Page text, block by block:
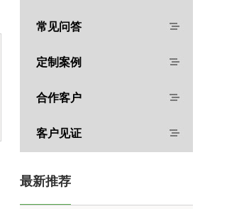
常见问答
定制案例
合作客户
客户见证
最新推荐